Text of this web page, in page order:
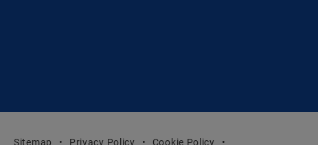
Sitemap Privacy Policy Cookie Policy